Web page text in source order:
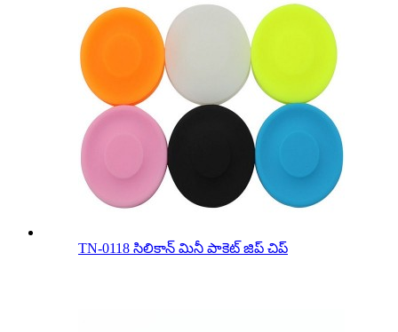
TN-0118 సిలికాన్ మినీ పాకెట్ జిప్ చిప్